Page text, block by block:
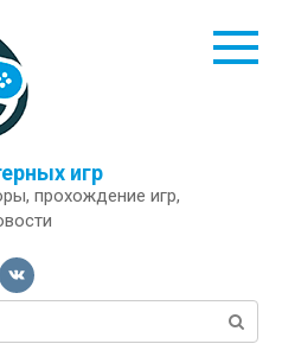
игр
прохождение игр,